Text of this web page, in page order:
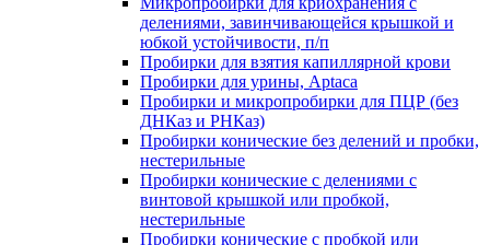
делениями, завинчивающейся крышкой и
юбкой устойчивости, п/п
Пробирки для взятия капиллярной крови
Пробирки для урины, Aptaca
Пробирки и микропробирки для ПЦР (без
ДНКаз и РНКаз)
Пробирки конические без делений и пробки,
нестерильные
Пробирки конические с делениями с
винтовой крышкой или пробкой,
нестерильные
Пробирки конические с пробкой или